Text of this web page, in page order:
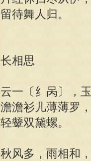
留待舞人归。
长相思
云一〔纟呙〕，
澹澹衫儿薄薄罗，
轻颦双黛螺。
秋风多，雨相和，